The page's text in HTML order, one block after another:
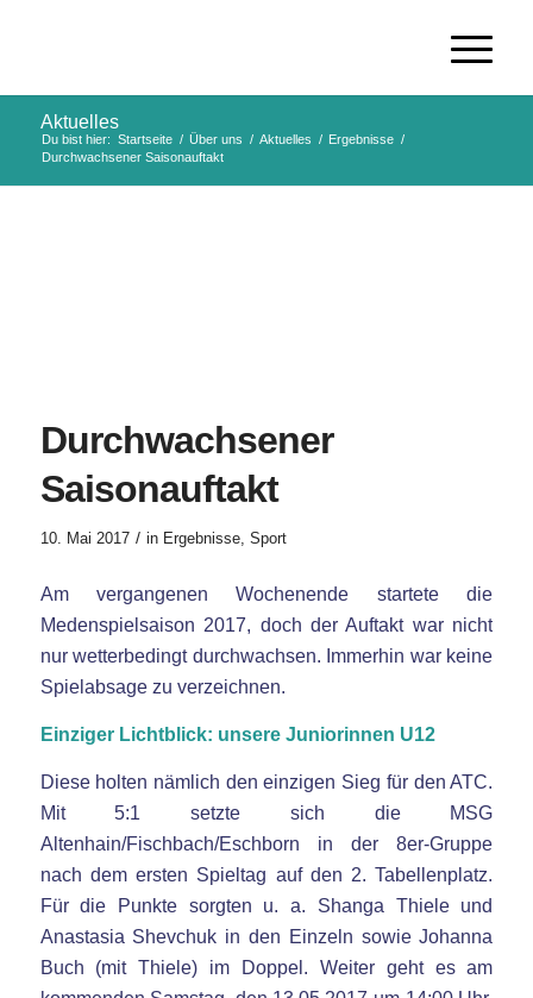
Aktuelles
Du bist hier: Startseite / Über uns / Aktuelles / Ergebnisse /
Durchwachsener Saisonauftakt
Durchwachsener
Saisonauftakt
10. Mai 2017 / in Ergebnisse, Sport
Am vergangenen Wochenende startete die
Medenspielsaison 2017, doch der Auftakt war nicht
nur wetterbedingt durchwachsen. Immerhin war keine
Spielabsage zu verzeichnen.
Einziger Lichtblick: unsere Juniorinnen U12
Diese holten nämlich den einzigen Sieg für den ATC.
Mit 5:1 setzte sich die MSG
Altenhain/Fischbach/Eschborn in der 8er-Gruppe
nach dem ersten Spieltag auf den 2. Tabellenplatz.
Für die Punkte sorgten u. a. Shanga Thiele und
Anastasia Shevchuk in den Einzeln sowie Johanna
Buch (mit Thiele) im Doppel. Weiter geht es am